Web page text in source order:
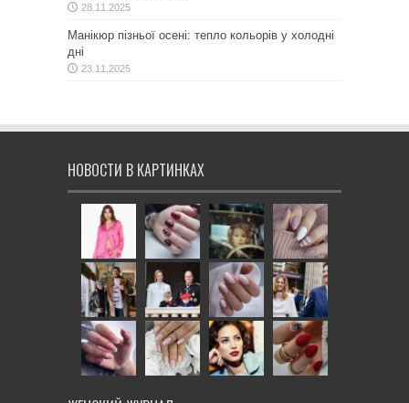
28.11.2025
Манікюр пізньої осені: тепло кольорів у холодні
дні
23.11.2025
НОВОСТИ В КАРТИНКАХ